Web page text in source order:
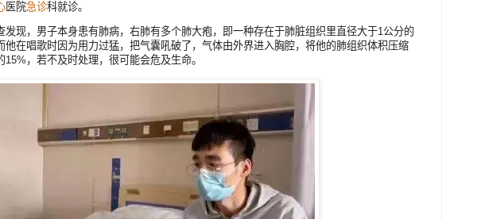
医院急诊科就诊。
发现，男子本身患有肺病，右肺有多个肺大疱，即一种存在于肺脏组织里直径大于1公分的
他在唱歌时因为用力过猛，把气囊吼破了，气体由外界进入胸腔，将他的肺组织体积压缩
15%，若不及时处理，很可能会危及生命。